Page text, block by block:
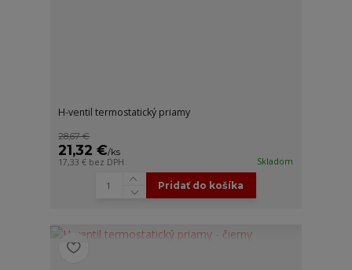
H-ventil termostatický priamy
28,67 €
21,32 €/ks
17,33 € bez DPH Skladom
Pridať do košíka